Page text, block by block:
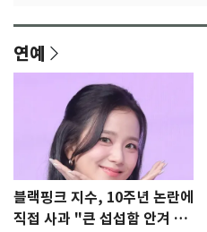
연예
블랙핑크 지수, 10주년 논란에
직접 사과 "큰 섭섭함 안겨 미